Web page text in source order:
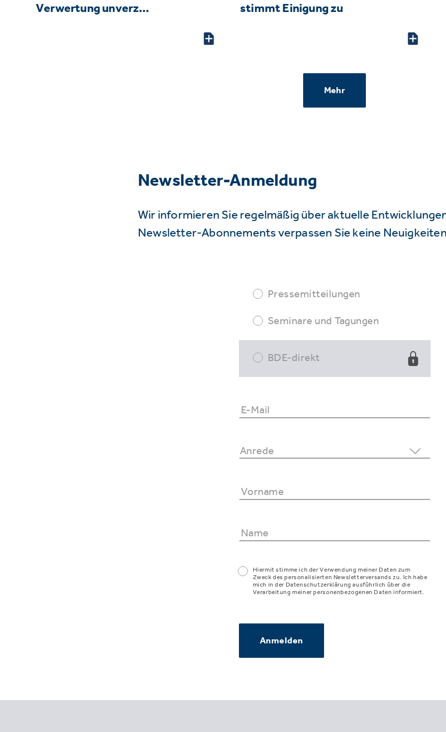
Verwertung unverz…
stimmt Einigung zu
Mehr
Newsletter-Anmeldung
Wir informieren Sie regelmäßig über aktuelle
Newsletter-Abonnements verpassen Sie keine
Pressemitteilungen
Seminare und Tagungen
BDE-direkt
Hiermit stimme ich der Verwendung meiner Daten zum
Zweck des personalisierten Newsletterversands zu. Ich habe
mich in der Datenschutzerklärung ausführlich über die
Verarbeitung meiner personenbezogenen Daten informiert.
Anmelden